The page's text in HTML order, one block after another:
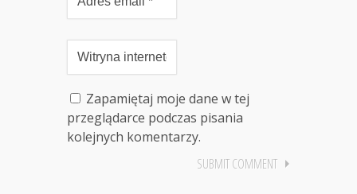
Zapamiętaj moje dane w tej
przeglądarce podczas pisania
kolejnych komentarzy.